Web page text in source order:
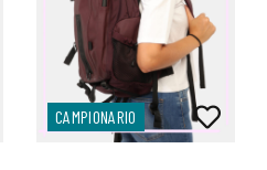
CAMPIONARIO